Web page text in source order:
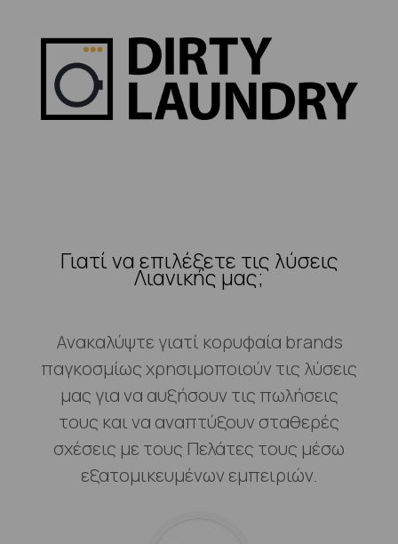
Γιατί να επιλέξετε τις λύσεις
Λιανικής μας;
Ανακαλύψτε γιατί κορυφαία brands
παγκοσμίως χρησιμοποιούν τις λύσεις
μας για να αυξήσουν τις πωλήσεις
τους και να αναπτύξουν σταθερές
σχέσεις με τους Πελάτες τους μέσω
εξατομικευμένων εμπειριών.